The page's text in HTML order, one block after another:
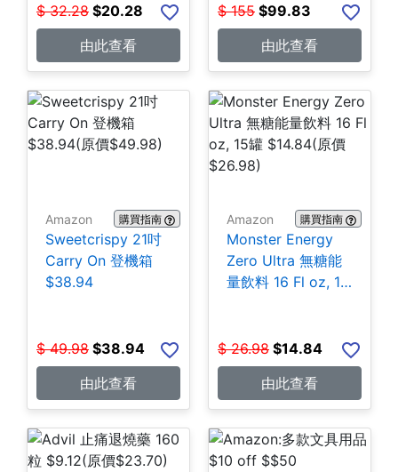
$ 32.28 $20.28
由此查看
$ 155 $99.83
由此查看
Amazon 購買指南
Sweetcrispy 21吋
Carry On 登機箱
$38.94
$ 49.98 $38.94
由此查看
Amazon 購買指南
Monster Energy
Zero Ultra 無糖能
量飲料 16 Fl oz, 15
$ 26.98 $14.84
由此查看